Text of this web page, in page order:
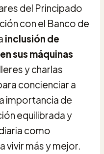
del Principado
con el Banco de
inclusión de
sus máquinas
y charlas
concienciar a
importancia de
equilibrada y
como
vivir más y mejor.